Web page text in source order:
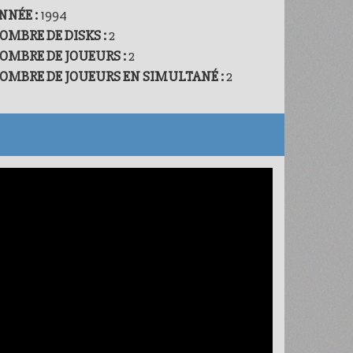
:1994
DE DISKS :2
DE JOUEURS :2
DE JOUEURS EN SIMULTANÉ :2